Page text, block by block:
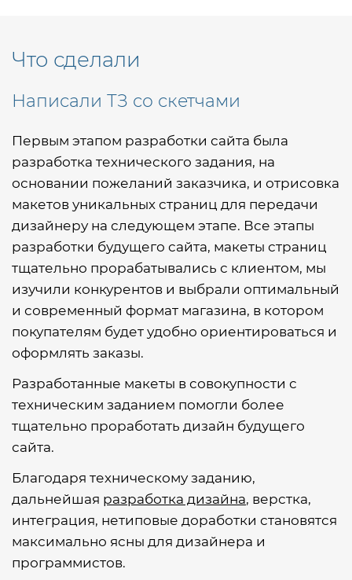
Что сделали
Написали ТЗ со скетчами
Первым этапом разработки сайта была
разработка технического задания, на
основании пожеланий заказчика, и отрисовка
макетов уникальных страниц для передачи
дизайнеру на следующем этапе. Все этапы
разработки будущего сайта, макеты страниц
тщательно прорабатывались с клиентом, мы
изучили конкурентов и выбрали оптимальный
и современный формат магазина, в котором
покупателям будет удобно ориентироваться и
оформлять заказы.
Разработанные макеты в совокупности с
техническим заданием помогли более
тщательно проработать дизайн будущего
сайта.
Благодаря техническому заданию,
дальнейшая разработка дизайна, верстка,
интеграция, нетиповые доработки становятся
максимально ясны для дизайнера и
программистов.